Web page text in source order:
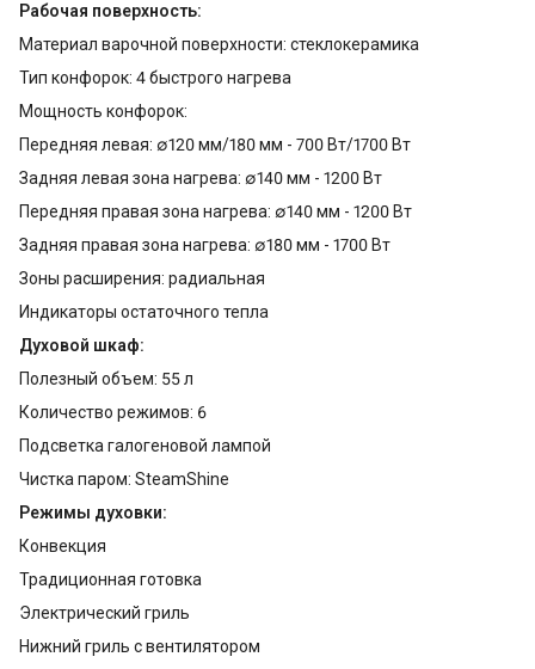
Рабочая поверхность:
Материал варочной поверхности: стеклокерамика
Тип конфорок: 4 быстрого нагрева
Мощность конфорок:
Передняя левая: ∅120 мм/180 мм - 700 Вт/1700 Вт
Задняя левая зона нагрева: ∅140 мм - 1200 Вт
Передняя правая зона нагрева: ∅140 мм - 1200 Вт
Задняя правая зона нагрева: ∅180 мм - 1700 Вт
Зоны расширения: радиальная
Индикаторы остаточного тепла
Духовой шкаф:
Полезный объем: 55 л
Количество режимов: 6
Подсветка галогеновой лампой
Чистка паром: SteamShine
Режимы духовки:
Конвекция
Традиционная готовка
Электрический гриль
Нижний гриль с вентилятором